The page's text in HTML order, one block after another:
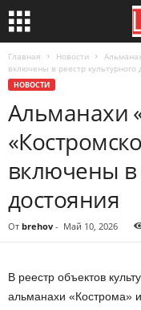
Главная Новости
включены в реестр культурного
НОВОСТИ
Альманахи
включены в
достояния
От brehov - Май 10, 2026
В реестр объектов
альманахи «Кострома»